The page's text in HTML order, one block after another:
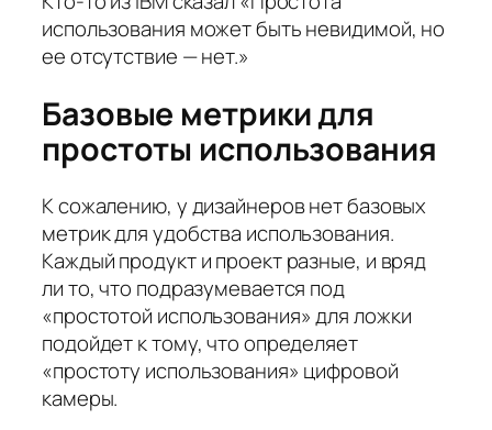
использования может быть невидимой, но
ее отсутствие — нет.»
Базовые метрики для
простоты использования
К сожалению, у дизайнеров нет базовых
метрик для удобства использования.
Каждый продукт и проект разные, и вряд
ли то, что подразумевается под
«простотой использования» для ложки
подойдет к тому, что определяет
«простоту использования» цифровой
камеры.